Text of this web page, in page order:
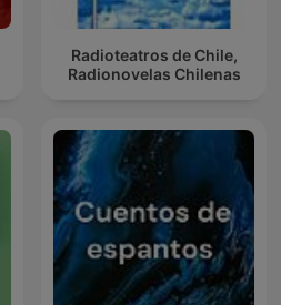
Radioteatros de Chile,
Radionovelas Chilenas